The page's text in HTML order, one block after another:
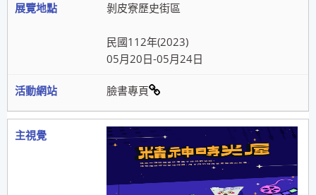
剝皮寮歷史街區
民國112年(2023)
05月20日-05月24日
臉書專頁